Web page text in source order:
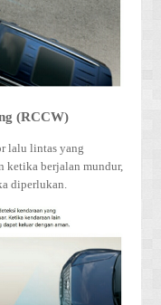
(RCCW)
lalu lintas yang
ketika berjalan mundur,
diperlukan.